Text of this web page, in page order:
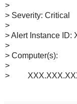
>
> Severity: Critical
>
> Alert Instance ID:
>
> Computer(s):
>
>